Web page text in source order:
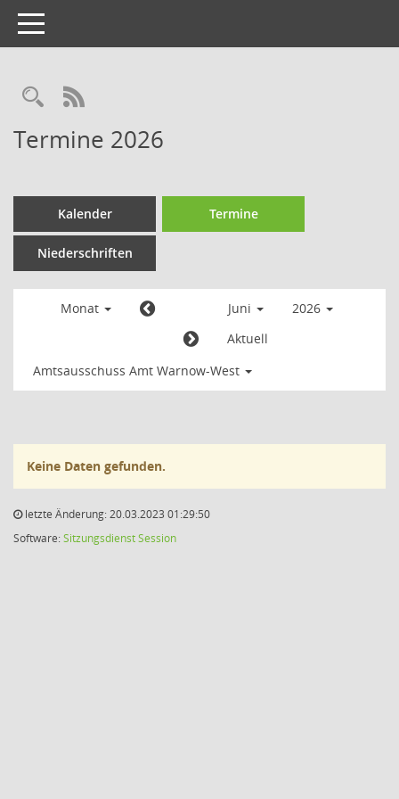
Toggle
navigation
Termine 2026
Kalender Termine
Niederschriften
Monat Juni
2026
Aktuell
Amtsausschuss Amt Warnow-West
Keine Daten gefunden.
letzte Änderung: 20.03.2023 01:29:50
Software:SitzungsdienstSession